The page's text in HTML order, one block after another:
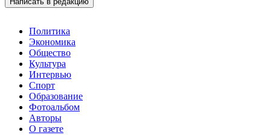
Политика
Экономика
Общество
Культура
Интервью
Спорт
Образование
Фотоальбом
Авторы
О газете